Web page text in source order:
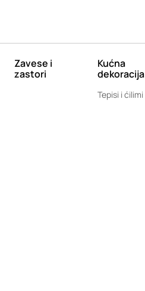
Zavese i
zastori
Kućna
dekoracija
Tepisi i ćilimi